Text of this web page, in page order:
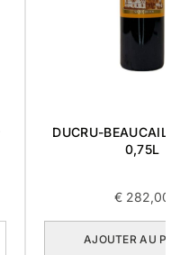
DUCRU-
0,75L
€ 282,00
AJOUTER AU